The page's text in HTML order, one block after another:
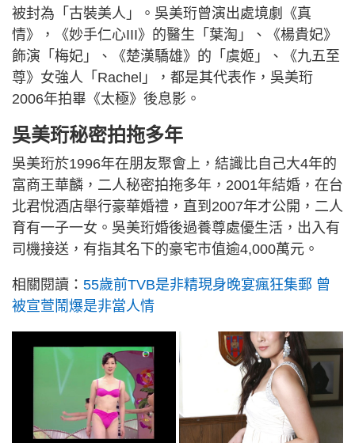
被封為「古裝美人」。吳美珩曾演出處境劇《真
情》，《妙手仁心III》的醫生「葉淘」、《楊貴妃》
飾演「梅妃」、《楚漢驕雄》的「虞姬」、《九五至
尊》女強人「Rachel」，都是其代表作，吳美珩
2006年拍畢《太極》後息影。
吳美珩秘密拍拖多年
吳美珩於1996年在朋友聚會上，結識比自己大4年的
富商王華麟，二人秘密拍拖多年，2001年結婚，在台
北君悅酒店舉行豪華婚禮，直到2007年才公開，二人
育有一子一女。吳美珩婚後過養尊處優生活，出入有
司機接送，有指其名下的豪宅市值逾4,000萬元。
相關閱讀： 55歲前TVB是非精現身晚宴瘋狂集郵 曾
被宣萱鬧爆是非當人情